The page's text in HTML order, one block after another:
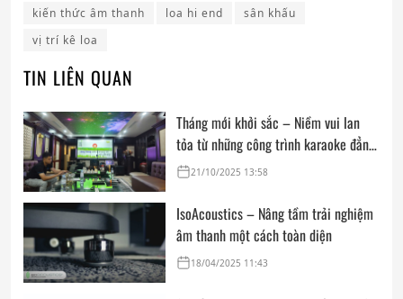
kiến thức âm thanh
loa hi end
sân khấu
vị trí kê loa
TIN LIÊN QUAN
Tháng mới khởi sắc – Niềm vui lan
tỏa từ những công trình karaoke đẳng
cấp của Audio Hoàng Hải
21/10/2025 13:58
IsoAcoustics – Nâng tầm trải nghiệm
âm thanh một cách toàn diện
18/04/2025 11:43